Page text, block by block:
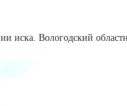
иска. Вологодский